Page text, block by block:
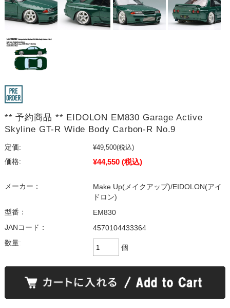
** 予約商品 ** EIDOLON EM830 Garage Active
Skyline GT-R Wide Body Carbon-R No.9
定価: ¥49,500(税込)
価格:
¥44,550 (税込)
メーカー：
Make Up(メイクアップ)/EIDOLON(アイ
ドロン)
型番：
EM830
JANコード：
4570104433364
数量:
個